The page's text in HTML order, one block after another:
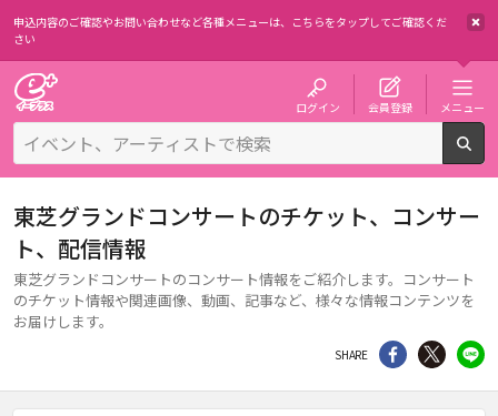
申込内容のご確認やお問い合わせなど各種メニューは、 こちらをタップしてご確認くだ
さい
ログイン 会員登録 メニュー
東芝グランドコンサートのチケット、コンサー
ト、配信情報
東芝グランドコンサートのコンサート情報をご紹介します。コンサート
のチケット情報や関連画像、動画、記事など、様々な情報コンテンツを
お届けします。
SHARE シェア Twitter